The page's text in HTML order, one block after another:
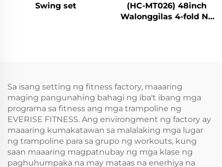
Swing set
(HC-MT026) 48inch
Walonggilas 4-fold Na
Sa isang setting ng fitness factory, maaaring
maging pangunahing bahagi ng iba't ibang mga
programa sa fitness ang mga trampoline ng
EVERISE FITNESS. Ang environgment ng factory ay
maaaring kumakatawan sa malalaking mga lugar
ng trampoline para sa grupo ng workouts, kung
saan maaaring magpatnubay ng mga klase ng
paghuhumpaka na may mataas na enerhiya na